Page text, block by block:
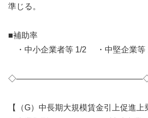
準じる。
■補助率
・中小企業者等 1/2 ・中堅企業等
【（G）中長期大規模賃金引上促進上